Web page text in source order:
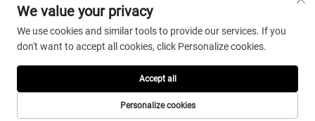
SOBRE LA EMPRESA
Política de privacidad
We value your privacy
We use cookies and similar tools to provide our services. If you
don't want to accept all cookies, click Personalize cookies.
Personalize cookies
Accept all